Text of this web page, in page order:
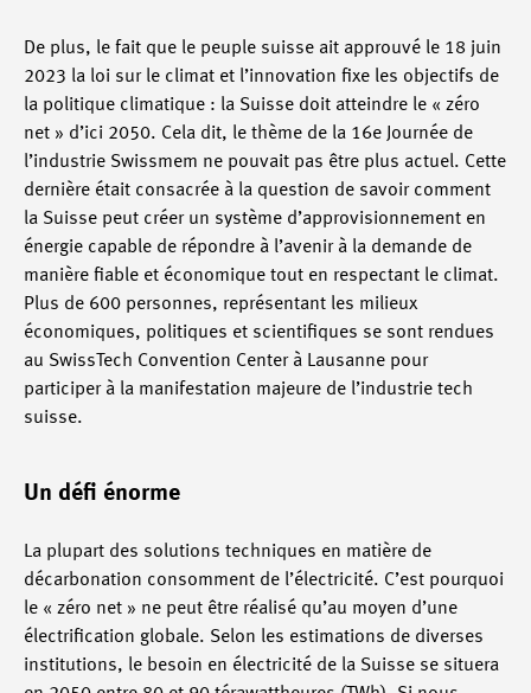
De plus, le fait que le peuple suisse ait approuvé le 18 juin
2023 la loi sur le climat et l’innovation fixe les objectifs de
la politique climatique : la Suisse doit atteindre le « zéro
net » d’ici 2050. Cela dit, le thème de la 16e Journée de
l’industrie Swissmem ne pouvait pas être plus actuel. Cette
dernière était consacrée à la question de savoir comment
la Suisse peut créer un système d’approvisionnement en
énergie capable de répondre à l’avenir à la demande de
manière fiable et économique tout en respectant le climat.
Plus de 600 personnes, représentant les milieux
économiques, politiques et scientifiques se sont rendues
au SwissTech Convention Center à Lausanne pour
participer à la manifestation majeure de l’industrie tech
suisse.
Un défi énorme
La plupart des solutions techniques en matière de
décarbonation consomment de l’électricité. C’est pourquoi
le « zéro net » ne peut être réalisé qu’au moyen d’une
électrification globale. Selon les estimations de diverses
institutions, le besoin en électricité de la Suisse se situera